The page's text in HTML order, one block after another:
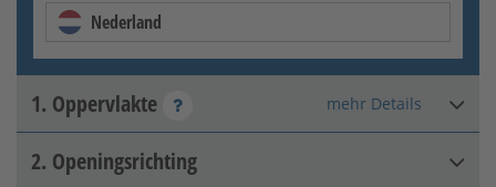
Nederland
1. Oppervlakte mehr Details
2. Openingsrichting